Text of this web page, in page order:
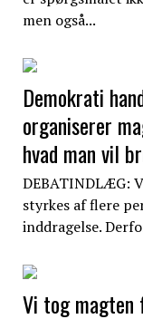
men også...
Demokrati
organiserer
hvad man vil
DEBATINDLÆG:
styrkes af flere
inddragelse.
Vi tog magten